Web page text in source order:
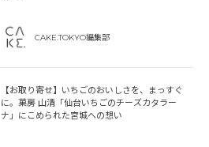
CAKE.TOKYO編集部
【お取り寄せ】いちごのおいしさを、まっすぐ
に。菓房 山清「仙台いちごのチーズカタラー
ナ」にこめられた宮城への想い